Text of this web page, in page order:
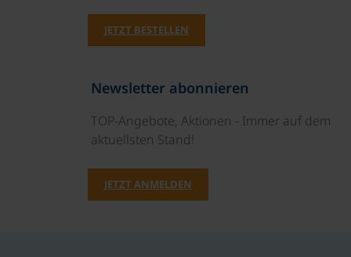
JETZT BESTELLEN
Newsletter abonnieren
TOP-Angebote, Aktionen - Immer auf dem
aktuellsten Stand!
JETZT ANMELDEN